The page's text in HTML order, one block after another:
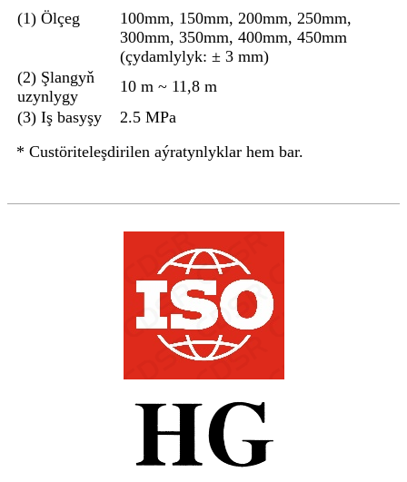
(1) Ölçeg
100mm, 150mm, 200mm, 250mm,
300mm, 350mm, 400mm, 450mm
(çydamlylyk: ± 3 mm)
(2) Şlangyň
uzynlygy
10 m ~ 11,8 m
(3) Iş basyşy
2.5 MPa
* Custöriteleşdirilen aýratynlyklar hem bar.